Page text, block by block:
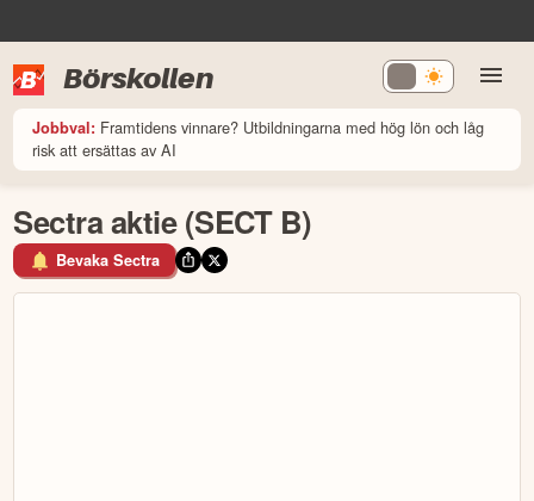
Börskollen
Jobbval: Framtidens vinnare? Utbildningarna med hög lön och låg
risk att ersättas av AI
Sectra aktie (SECT B)
Bevaka Sectra